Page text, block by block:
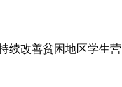
改善贫困地区学生